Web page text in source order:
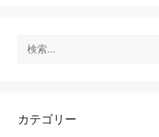
索:
カテゴリー